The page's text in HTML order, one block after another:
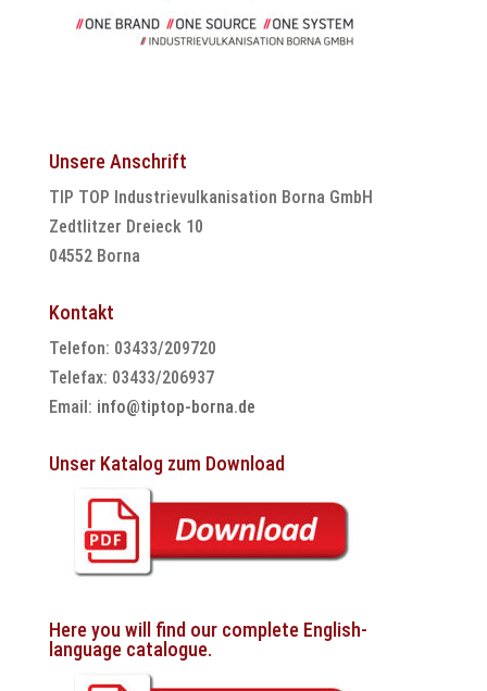
Unsere Anschrift
TIP TOP Industrievulkanisation Borna GmbH
Zedtlitzer Dreieck 10
04552 Borna
Kontakt
Telefon: 03433/209720
Telefax: 03433/206937
Email: info@tiptop-borna.de
Unser Katalog zum Download
Here you will find our complete English-
language catalogue.